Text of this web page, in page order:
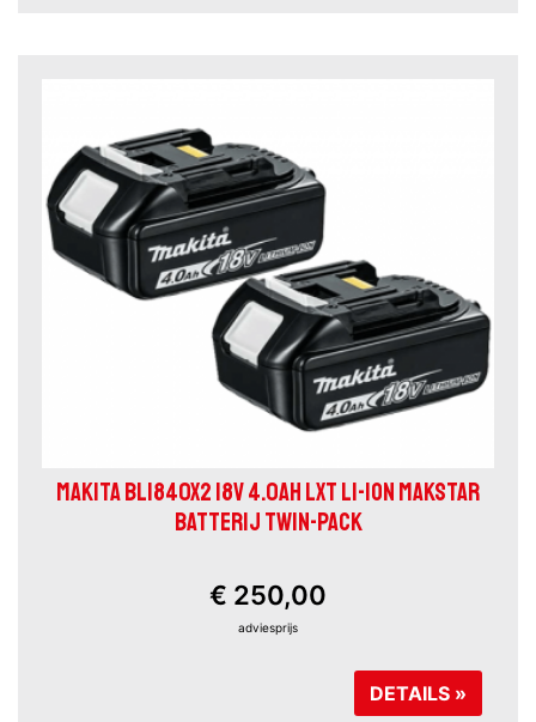
MAKITA BL1840X2 18V 4.0AH LXT LI-ION MAKSTAR
BATTERIJ TWIN-PACK
€ 250,00
adviesprijs
DETAILS »